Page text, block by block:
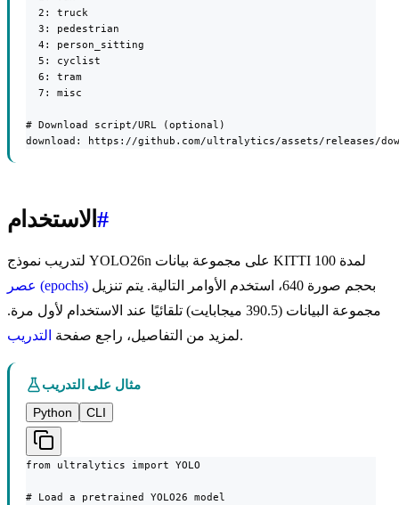
  2: truck
  3: pedestrian
  4: person_sitting
  5: cyclist
  6: tram
  7: misc
# Download script/URL (optional)
download: https://github.com/ultralytics/assets/releases/
الاستخدام #
لتدريب نموذج YOLO26n على مجموعة بيانات KITTI لمدة 100
عصر (epochs)
مجموعة البيانات (390.5 ميجابايت) تلقائيًا عند الاستخدام لأول مرة.
لمزيد من التفاصيل، راجع صفحة التدريب .
مثال على التدريب
Python
CLI
from ultralytics import YOLO
# Load a pretrained YOLO26 model